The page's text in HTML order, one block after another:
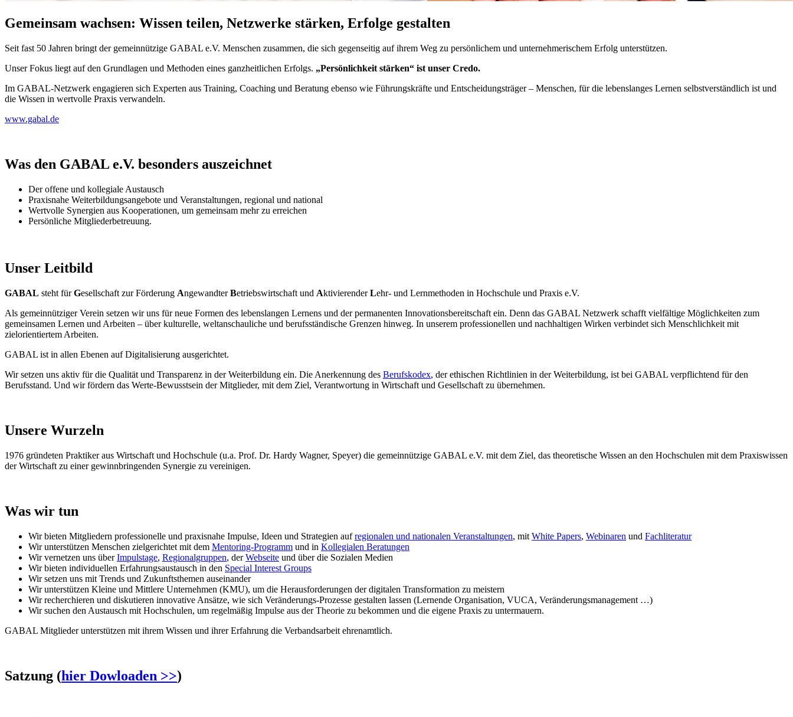
Gemeinsam wachsen: Wissen teilen, Netzwerke stärken, Erfolge gestalten
Seit fast 50 Jahren bringt der gemeinnützige GABAL e.V. Menschen zusammen, die sich gegenseitig auf ihrem Weg zu persönlichem und unternehmerischem Erfolg unterstützen.
Unser Fokus liegt auf den Grundlagen und Methoden eines ganzheitlichen Erfolgs. „Persönlichkeit stärken“ ist unser Credo.
Im GABAL-Netzwerk engagieren sich Experten aus Training, Coaching und Beratung ebenso wie Führungskräfte und Entscheidungsträger – Menschen, für die lebenslanges Lernen selbstverständlich ist und
die Wissen in wertvolle Praxis verwandeln.
www.gabal.de
Was den GABAL e.V. besonders auszeichnet
Der offene und kollegiale Austausch
Praxisnahe Weiterbildungsangebote und Veranstaltungen, regional und national
Wertvolle Synergien aus Kooperationen, um gemeinsam mehr zu erreichen
Persönliche Mitgliederbetreuung.
Unser Leitbild
GABAL steht fürGesellschaft zur Förderung AngewandterBetriebswirtschaft und AktivierenderLehr- und Lernmethoden in Hochschule und Praxis e.V.
Als gemeinnütziger Verein setzen wir uns für neue Formen des lebenslangen Lernens und der permanenten Innovationsbereitschaft ein. Denn das GABAL Netzwerk schafft vielfältige Möglichkeiten zum
gemeinsamen Lernen und Arbeiten – über kulturelle, weltanschauliche und berufsständische Grenzen hinweg. In unserem professionellen und nachhaltigen Wirken verbindet sich Menschlichkeit mit
zielorientiertem Arbeiten.
GABAL ist in allen Ebenen auf Digitalisierung ausgerichtet.
Wir setzen uns aktiv für die Qualität und Transparenz in der Weiterbildung ein. Die Anerkennung des Berufskodex, der ethischen Richtlinien in der Weiterbildung, ist bei GABAL verpflichtend für den
Berufsstand. Und wir fördern das Werte-Bewusstsein der Mitglieder, mit dem Ziel, Verantwortung in Wirtschaft und Gesellschaft zu übernehmen.
Unsere Wurzeln
1976 gründeten Praktiker aus Wirtschaft und Hochschule (u.a. Prof. Dr. Hardy Wagner, Speyer) die gemeinnützige GABAL e.V. mit dem Ziel, das theoretische Wissen an den Hochschulen mit dem Praxiswissen
der Wirtschaft zu einer gewinnbringenden Synergie zu vereinigen.
Was wir tun
Wir bieten Mitgliedern professionelle und praxisnahe Impulse, Ideen und Strategien aufregionalen und nationalen Veranstaltungen, mit White Papers, Webinaren und Fachliteratur
Wir unterstützen Menschen zielgerichtet mit dem Mentoring-Programm und in Kollegialen Beratungen
Wir vernetzen uns überImpulstage, Regionalgruppen, derWebseite und über die Sozialen Medien
Wir bieten individuellen Erfahrungsaustausch in den Special Interest Groups
Wir setzen uns mit Trends und Zukunftsthemen auseinander
Wir unterstützen Kleine und Mittlere Unternehmen (KMU), um die Herausforderungen der digitalen Transformation zu meistern
Wir recherchieren und diskutieren innovative Ansätze, wie sich Veränderungs-Prozesse gestalten lassen (Lernende Organisation, VUCA, Veränderungsmanagement …)
Wir suchen den Austausch mit Hochschulen, um regelmäßig Impulse aus der Theorie zu bekommen und die eigene Praxis zu untermauern.
GABAL Mitglieder unterstützen mit ihrem Wissen und ihrer Erfahrung die Verbandsarbeit ehrenamtlich.
Satzung (hier Dowloaden >>)